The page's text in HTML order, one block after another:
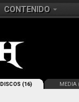
CONTENIDO
DISCOS (16) MEDIA